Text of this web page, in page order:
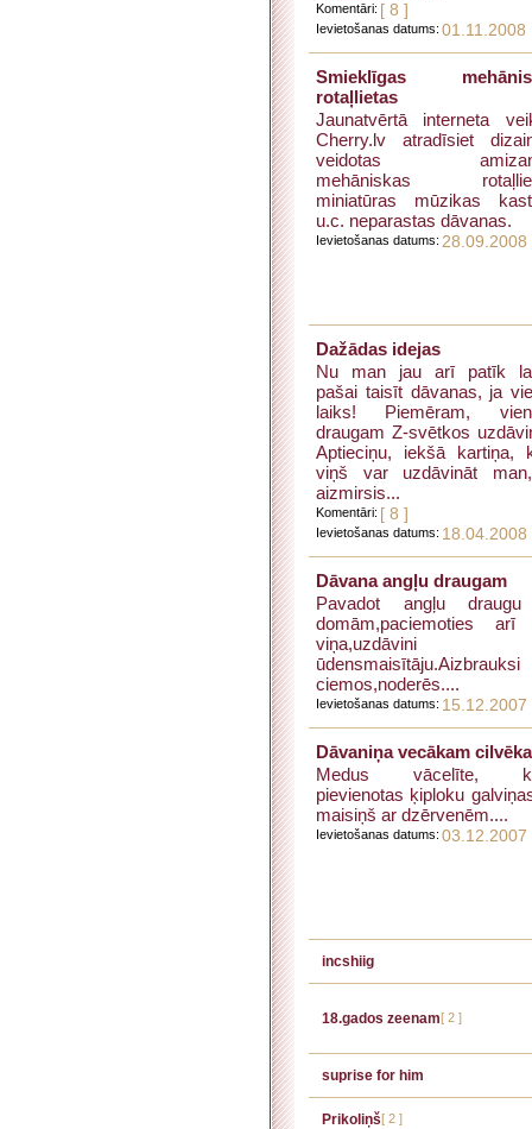
Komentāri: [ 8 ]
Ievietošanas datums: 01.11.2008
Smieklīgas
rotaļlietas
Jaunatvērtā interneta
Cherry.lv atradīsiet
veidotas
mehāniskas
miniatūras mūzikas
u.c. neparastas dāvanas.
Ievietošanas datums: 28.09.2008
Dažādas idejas
Nu man jau arī patīk
pašai taisīt dāvanas, ja
laiks! Piemēram,
draugam Z-svētkos
Aptieciņu, iekšā kartiņa,
viņš var uzdāvināt
aizmirsis...
Komentāri: [ 8 ]
Ievietošanas datums: 18.04.2008
Dāvana angļu draugam
Pavadot angļu
domām,paciemoties arī
viņa,uzdāvini
ūdensmaisītāju.Aizbrauksi
ciemos,noderēs....
Ievietošanas datums: 15.12.2007
Dāvaniņa vecākam
Medus vācelīte,
pievienotas ķiploku
maisiņš ar dzērvenēm....
Ievietošanas datums: 03.12.2007
incshiig
18.gados zeenam[ 2 ]
suprise for him
Prikoliņš[ 2 ]